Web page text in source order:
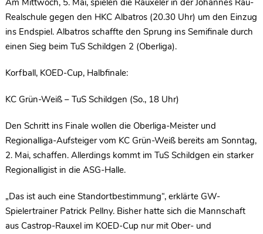
Am Mittwoch, 5. Mai, spielen die Rauxeler in der Johannes Rau-
Realschule gegen den HKC Albatros (20.30 Uhr) um den Einzug
ins Endspiel. Albatros schaffte den Sprung ins Semifinale durch
einen Sieg beim TuS Schildgen 2 (Oberliga).
Korfball, KOED-Cup, Halbfinale:
KC Grün-Weiß – TuS Schildgen (So., 18 Uhr)
Den Schritt ins Finale wollen die Oberliga-Meister und
Regionalliga-Aufsteiger vom KC Grün-Weiß bereits am Sonntag,
2. Mai, schaffen. Allerdings kommt im TuS Schildgen ein starker
Regionalligist in die ASG-Halle.
„Das ist auch eine Standortbestimmung“, erklärte GW-
Spielertrainer Patrick Pellny. Bisher hatte sich die Mannschaft
aus Castrop-Rauxel im KOED-Cup nur mit Ober- und